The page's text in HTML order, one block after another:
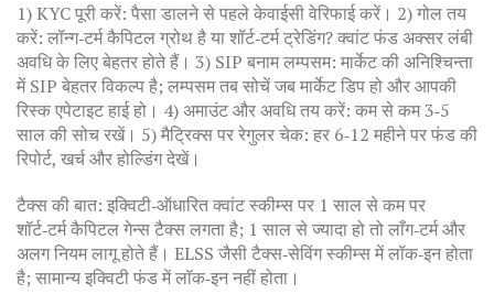
1) KYC पूरी करें: पैसा डालने से पहले केवाईसी वेरिफाई करें। 2) गोल तय
करें: लॉन्ग‑टर्म कैपिटल ग्रोथ है या शॉर्ट‑टर्म ट्रेडिंग? क्वांट फंड अक्सर लंबी
अवधि के लिए बेहतर होते हैं। 3) SIP बनाम लम्पसम: मार्केट की अनिश्चिन्ता
में SIP बेहतर विकल्प है; लम्पसम तब सोचें जब मार्केट डिप हो और आपकी
रिस्क एपेटाइट हाई हो। 4) अमाउंट और अवधि तय करें: कम से कम 3‑5
साल की सोच रखें। 5) मैट्रिक्स पर रेगुलर चेक: हर 6‑12 महीने पर फंड की
रिपोर्ट, खर्च और होल्डिंग देखें।
टैक्स की बात: इक्विटी‑ऑधारित क्वांट स्कीम्स पर 1 साल से कम पर
शॉर्ट‑टर्म कैपिटल गेन्स टैक्स लगता है; 1 साल से ज्यादा हो तो लाँग‑टर्म और
अलग नियम लागू होते हैं। ELSS जैसी टैक्स‑सेविंग स्कीम्स में लॉक‑इन होता
है; सामान्य इक्विटी फंड में लॉक‑इन नहीं होता।